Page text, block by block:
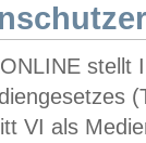
stellt
VI als